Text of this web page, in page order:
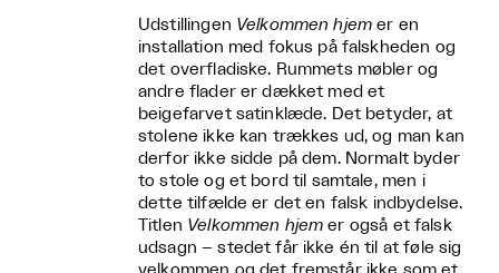
Udstillingen Velkommen hjem er en
installation med fokus på falskheden og
det overfladiske. Rummets møbler og
andre flader er dækket med et
beigefarvet satinklæde. Det betyder, at
stolene ikke kan trækkes ud, og man kan
derfor ikke sidde på dem. Normalt byder
to stole og et bord til samtale, men i
dette tilfælde er det en falsk indbydelse.
Titlen Velkommen hjemer også et falsk
udsagn – stedet får ikke én til at føle sig